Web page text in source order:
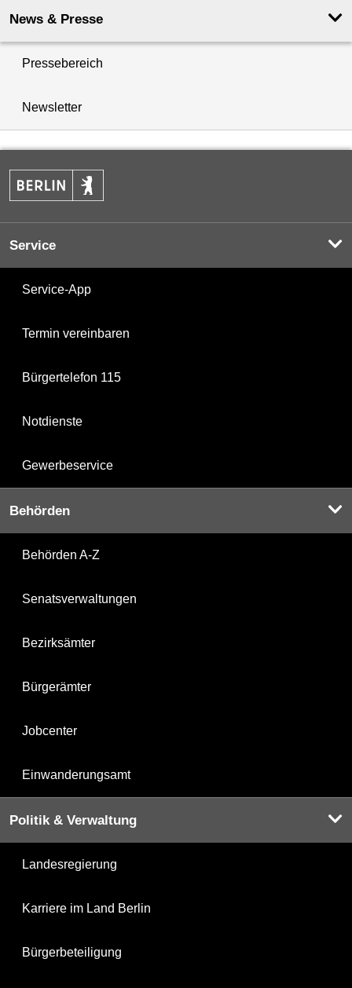
News & Presse
Pressebereich
Newsletter
Service
Service-App
Termin vereinbaren
Bürgertelefon 115
Notdienste
Gewerbeservice
Behörden
Behörden A-Z
Senatsverwaltungen
Bezirksämter
Bürgerämter
Jobcenter
Einwanderungsamt
Politik & Verwaltung
Landesregierung
Karriere im Land Berlin
Bürgerbeteiligung